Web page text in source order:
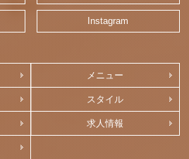
Instagram
メニュー
スタイル
求人情報